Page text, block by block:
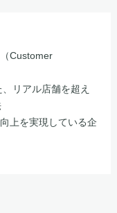
Customer
リアル店舗を超え
上を実現している企